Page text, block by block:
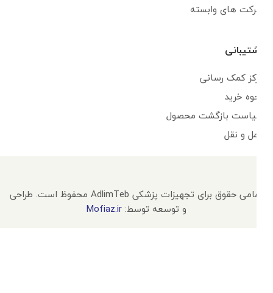
شرکت های وابسته
پشتیبانی
مرکز کمک رسانی
نحوه خرید
سیاست بازگشت محصول
حمل و نقل
تمامی حقوق برای تجهیزات پزشکی AdlimTeb محفوظ است. طراحی
و توسعه توسط:Mofiaz.ir